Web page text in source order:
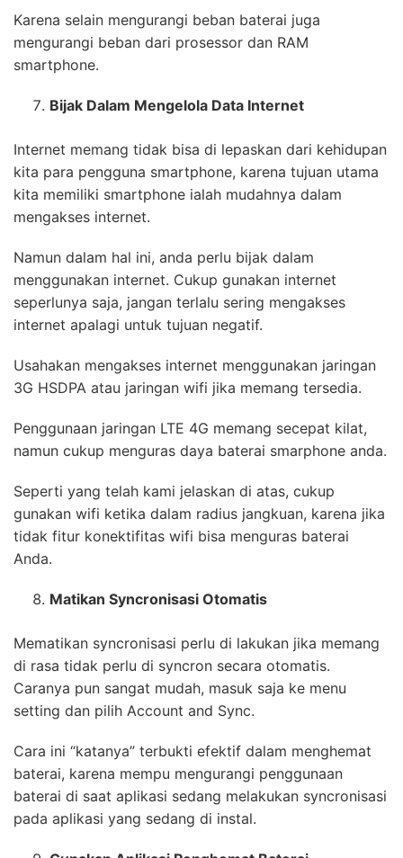
Karena selain mengurangi beban baterai juga
mengurangi beban dari prosessor dan RAM
smartphone.
Bijak Dalam Mengelola Data Internet
Internet memang tidak bisa di lepaskan dari kehidupan
kita para pengguna smartphone, karena tujuan utama
kita memiliki smartphone ialah mudahnya dalam
mengakses internet.
Namun dalam hal ini, anda perlu bijak dalam
menggunakan internet. Cukup gunakan internet
seperlunya saja, jangan terlalu sering mengakses
internet apalagi untuk tujuan negatif.
Usahakan mengakses internet menggunakan jaringan
3G HSDPA atau jaringan wifi jika memang tersedia.
Penggunaan jaringan LTE 4G memang secepat kilat,
namun cukup menguras daya baterai smarphone anda.
Seperti yang telah kami jelaskan di atas, cukup
gunakan wifi ketika dalam radius jangkuan, karena jika
tidak fitur konektifitas wifi bisa menguras baterai
Anda.
Matikan Syncronisasi Otomatis
Mematikan syncronisasi perlu di lakukan jika memang
di rasa tidak perlu di syncron secara otomatis.
Caranya pun sangat mudah, masuk saja ke menu
setting dan pilih Account and Sync.
Cara ini “katanya” terbukti efektif dalam menghemat
baterai, karena mempu mengurangi penggunaan
baterai di saat aplikasi sedang melakukan syncronisasi
pada aplikasi yang sedang di instal.